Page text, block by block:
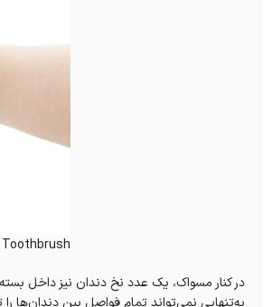
در کنار مسواک، یک عدد نخ دندان نیز داخل
به‌تنهایی نمی‌تواند تمام فواصل بین دندان‌ها را